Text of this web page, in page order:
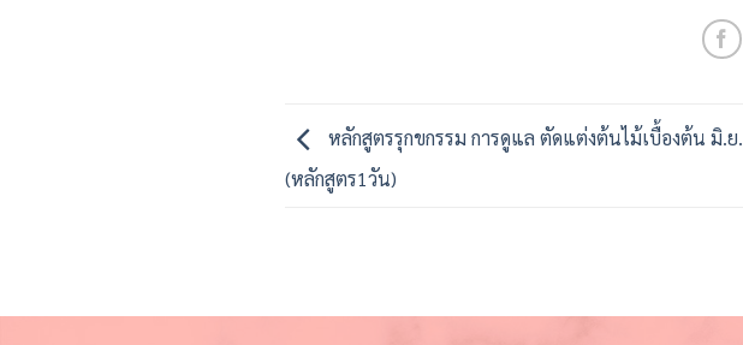
หลักสูตรรุกขกรรม การดูแล ตัดแต่งต้นไม้เบื้องต้น มิ.ย.
(หลักสูตร1วัน)